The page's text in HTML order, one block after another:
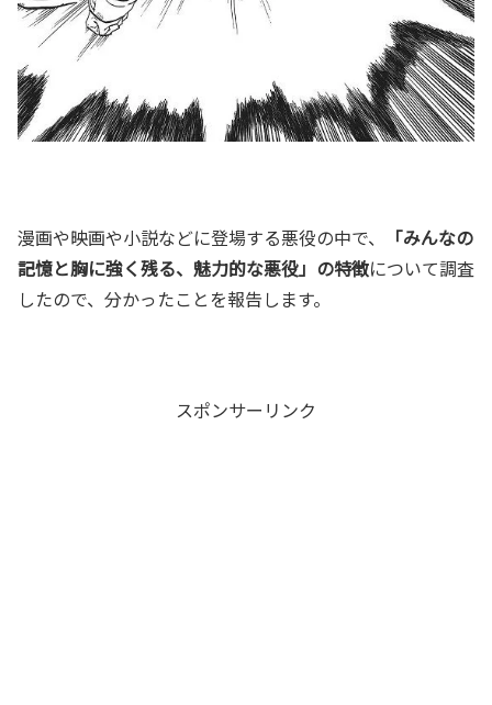
漫画や映画や小説などに登場する悪役の中で、
「みんなの
記憶と胸に強く残る、魅力的な悪役」の特徴について調査
したので、分かったことを報告します。
スポンサーリンク